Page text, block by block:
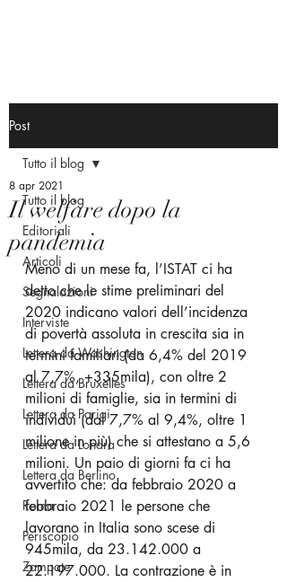
Post
Tutto il blog
Editoriali
Articoli
Segnalazioni
Interviste
Lettera da Washington
Lettera da Bruxelles
Lettera da Parigi
Lettera da Londra
Lettera da Berlino
Roma
Periscopio
Zampate
Tutto il blog
Il welfare dopo la
pandemia
8 apr 2021
Meno di un mese fa, l’ISTAT ci ha
detto che le stime preliminari del
2020 indicano valori dell’incidenza
di povertà assoluta in crescita sia in
termini familiari (da 6,4% del 2019
al 7,7%, +335mila), con oltre 2
milioni di famiglie, sia in termini di
individui (dal 7,7% al 9,4%, oltre 1
milione in più) che si attestano a 5,6
milioni. Un paio di giorni fa ci ha
avvertito che: da febbraio 2020 a
febbraio 2021 le persone che
lavorano in Italia sono scese di
945mila, da 23.142.000 a
22.197.000. La contrazione è in